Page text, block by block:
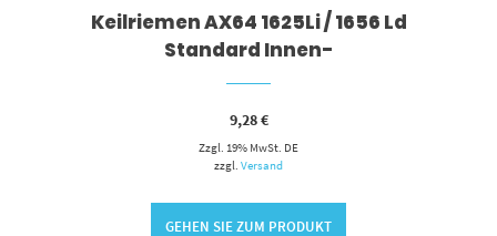
Keilriemen AX64 1625Li / 1656 Ld
Standard Innen-
9,28€
Zzgl. 19% MwSt. DE
zzgl.Versand
GEHEN SIE ZUM PRODUKT